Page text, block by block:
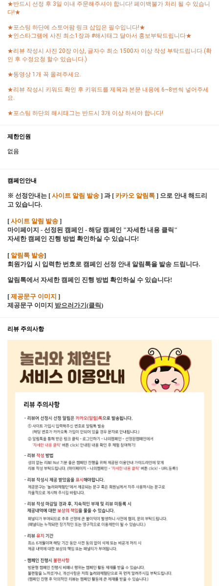
★반드시 선정 후 3일 이내 주문해주셔야 합니다! 페이백불가 처리 될 수 있습니
다!★
★포스팅 하단에 스토어팜 링크 삽입은 필수입니다!★
★인스타그램에 사진 최소1장과 #해시태그 달아서 홍보부탁드립니다★
★리뷰 작성시 사진 20장 이상, 글자수 최소 1500자 이상 작성 부탁드립니다.(확
인 후 수정요청 할수 있습니다.)
★동영상 1개 꼭 올려주세요.
★리뷰 작성시 키워드 확인 후 키워드를 제목과 본문 내용에 6~8번씩 넣어주세
요.
★포스팅 하단의 해시태그는 반드시 3개 이상 하셔야 합니다!
제한인원
없음
캠페인안내
※ 선정안내는 [ 사이트 알림 발송 ] 과 [ 카카오 알림톡 ] 으로 안내 해드리
고 있습니다.
[ 사이트 알림 발송 ]
마이페이지 - 선정된 캠페인 - 해당 캠페인 "자세한 내용 클릭"
자세한 캠페인 진행 방법 확인하실 수 있습니다!
[ 알림톡 발송]
회원가입 시 입력한 번호로 캠페인 선정 안내 알림톡을 발송 드립니다.
알림톡에서 자세한 캠페인 진행 방법 확인하실 수 있습니다!
[ 제공문구 이미지 ]
제공문구 이미지 받으러가기(클릭 )
리뷰 주의사항